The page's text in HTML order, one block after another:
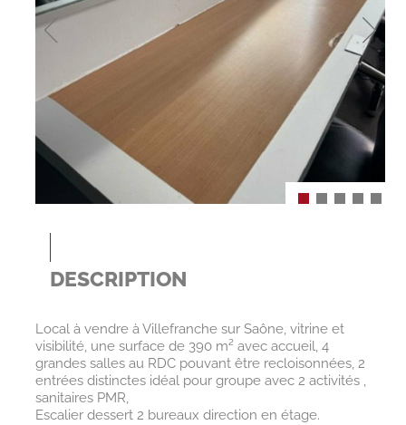
DESCRIPTION
Local à vendre à Villefranche sur Saône, vitrine et
visibilité, une surface de 390 m² avec accueil, 4
grandes salles au RDC pouvant être recloisonnées, 2
entrées distinctes idéal pour groupe avec 2 activités ,
sanitaires PMR,
Escalier dessert 2 bureaux direction en étage.